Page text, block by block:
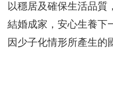
以穩居及確保生活品質
結婚成家，安心生養下
因少子化情形所產生的